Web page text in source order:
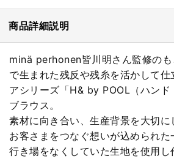
商品詳細説明
minä perhonen皆川明さん監修の
で生まれた残反や残糸を活かして仕
アシリーズ「H& by POOL（ハン
ブラウス。
素材に向き合い、生産背景を大切に
お客さまをつなぐ想いが込められ
行き場をなくしていた生地を使用し